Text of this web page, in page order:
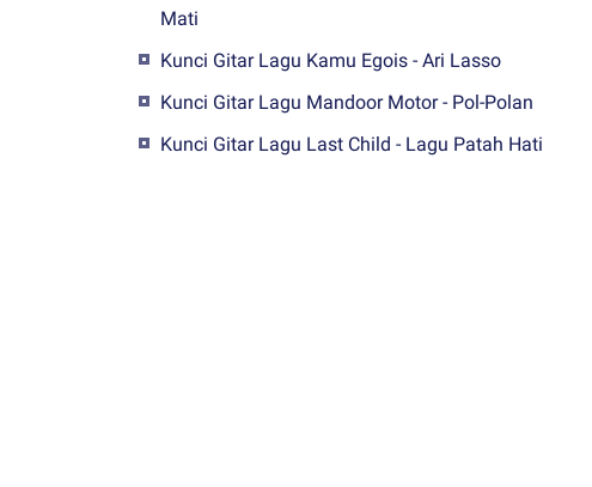
Mati
Kunci Gitar Lagu Kamu Egois - Ari Lasso
Kunci Gitar Lagu Mandoor Motor - Pol-Polan
Kunci Gitar Lagu Last Child - Lagu Patah Hati